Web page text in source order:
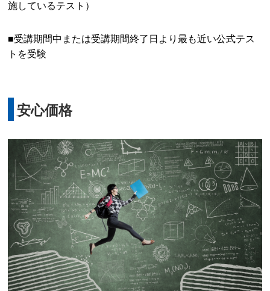
施しているテスト）
■受講期間中または受講期間終了日より最も近い公式テス
トを受験
安心価格